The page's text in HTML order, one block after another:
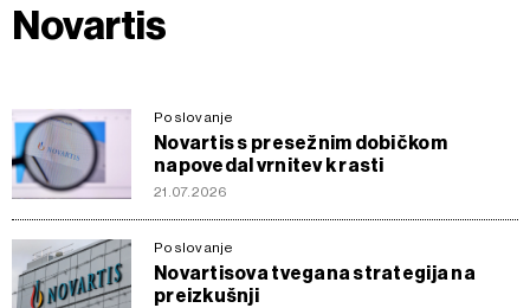
Novartis
Poslovanje
Novartis s presežnim dobičkom
napovedal vrnitev k rasti
21.07.2026
Poslovanje
Novartisova tvegana strategija na
preizkušnji